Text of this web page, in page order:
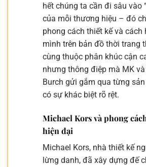
hết chúng ta cần đi sâu vào
của mỗi thương hiệu – đó
phong cách thiết kế và cách
mình trên bản đồ thời trang
cùng thuộc phân khúc cận
nhưng thông điệp mà MK
Burch gửi gắm qua từng
có sự khác biệt rõ rệt.
Michael Kors và phong
hiện đại
Michael Kors, nhà thiết kế
lừng danh, đã xây dựng đế